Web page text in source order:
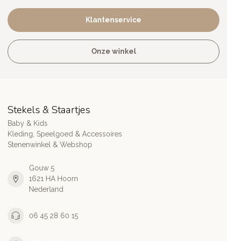
Klantenservice
Onze winkel
Stekels & Staartjes
Baby & Kids
Kleding, Speelgoed & Accessoires
Stenenwinkel & Webshop
Gouw 5
1621 HA Hoorn
Nederland
06 45 28 60 15